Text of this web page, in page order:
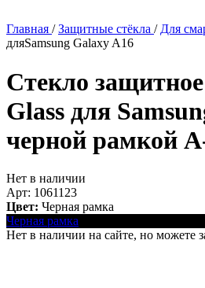
Главная / Защитные стёкла / Для
дляSamsung Galaxy A16
Стекло
Glass для
черной рамкой
Нет в наличии
Арт: 1061123
Цвет: Черная рамка
Черная рамка
Нет в наличии на сайте, но можете